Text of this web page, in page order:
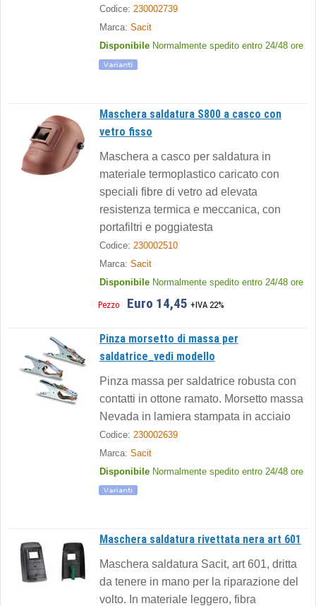
Codice: 230002739
Marca: Sacit
Disponibile Normalmente spedito entro 24/48 ore
Maschera saldatura S800 a casco con
vetro fisso
Maschera a casco per saldatura in
materiale termoplastico caricato con
speciali fibre di vetro ad elevata
resistenza termica e meccanica, con
portafiltri e poggiatesta
Codice: 230002510
Marca: Sacit
Disponibile Normalmente spedito entro 24/48 ore
Pezzo Euro 14,45 +IVA 22%
Pinza morsetto di massa per
saldatrice_vedi modello
Pinza massa per saldatrice robusta con
contatti in ottone ramato. Morsetto massa
Nevada in lamiera stampata in acciaio
Codice: 230002639
Marca: Sacit
Disponibile Normalmente spedito entro 24/48 ore
Maschera saldatura rivettata nera art 601
Maschera saldatura Sacit, art 601, dritta
da tenere in mano per la riparazione del
volto. In materiale leggero, fibra